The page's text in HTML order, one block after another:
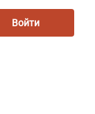
Войти